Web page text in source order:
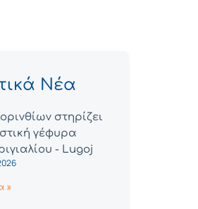
Νέα
στηρίζει
γέφυρα
- Lugoj
»